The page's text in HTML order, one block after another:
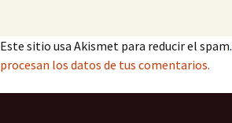
Este sitio usa Akismet para reducir el spam.
procesan los datos de tus comentarios.